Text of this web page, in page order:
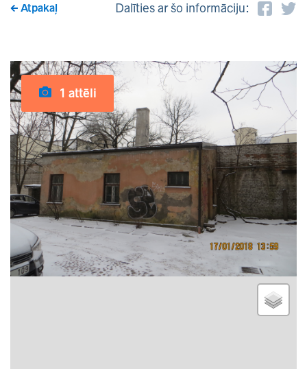
Atpakaļ Dalīties ar šo informāciju:
1 attēli